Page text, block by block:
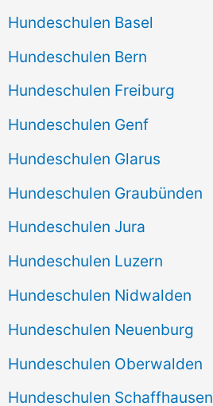
Hundeschulen Basel
Hundeschulen Bern
Hundeschulen Freiburg
Hundeschulen Genf
Hundeschulen Glarus
Hundeschulen Graubünden
Hundeschulen Jura
Hundeschulen Luzern
Hundeschulen Nidwalden
Hundeschulen Neuenburg
Hundeschulen Oberwalden
Hundeschulen Schaffhausen